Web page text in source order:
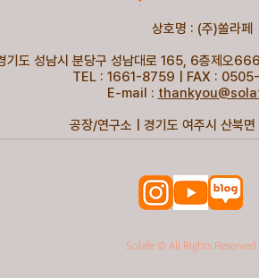
상호명 : (주)쏠라페
기도 성남시 분당구 성남대로 165, 6층제오
TEL : 1661-8759 | FAX :
E-mail :
공장/연구소 | 경기도 여주시 산북
Solafe © All Rights Reserved.